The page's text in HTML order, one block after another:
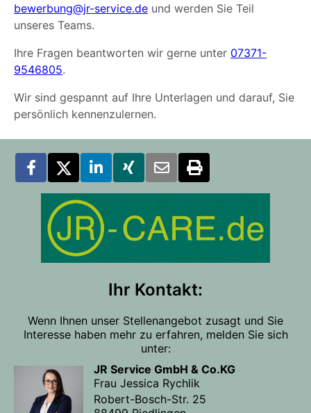
bewerbung@jr-service.de und werden Sie Teil
unseres Teams.
Ihre Fragen beantworten wir gerne unter 07371-
9546805.
Wir sind gespannt auf Ihre Unterlagen und darauf, Sie
persönlich kennenzulernen.
Ihr Kontakt:
Wenn Ihnen unser Stellenangebot zusagt und Sie
Interesse haben mehr zu erfahren, melden Sie sich
unter:
JR Service GmbH & Co.KG
Frau Jessica Rychlik
Robert-Bosch-Str. 25